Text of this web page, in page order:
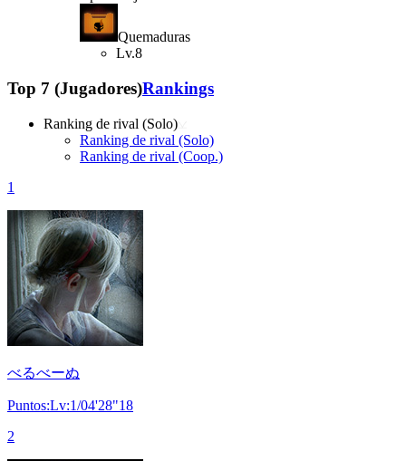
Quemaduras
Lv.8
Top 7 (Jugadores)Rankings
Ranking de rival (Solo)
Ranking de rival (Solo)
Ranking de rival (Coop.)
1
べるべーぬ
Puntos:Lv:1/04'28"18
2